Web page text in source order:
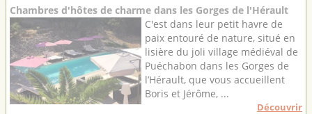
Chambres d'hôtes de charme dans les Gorges de l'Hérault
C'est dans leur petit havre de
paix entouré de nature, situé en
lisière du joli village médiéval de
Puéchabon dans les Gorges de
l’Hérault, que vous accueillent
Boris et Jérôme, ...
Découvrir